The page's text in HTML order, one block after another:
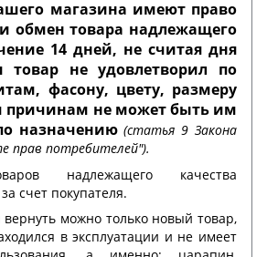
магазина имеют право
обмен товара надлежащего
14 дней, не считая дня
товар не удовлетворил по
фасону, цвету, размеру
причинам не может быть им
назначению(статья 9 Закона
прав потребителей").
надлежащего качества
счет покупателя.
можно только новый товар,
в эксплуатации и не имеет